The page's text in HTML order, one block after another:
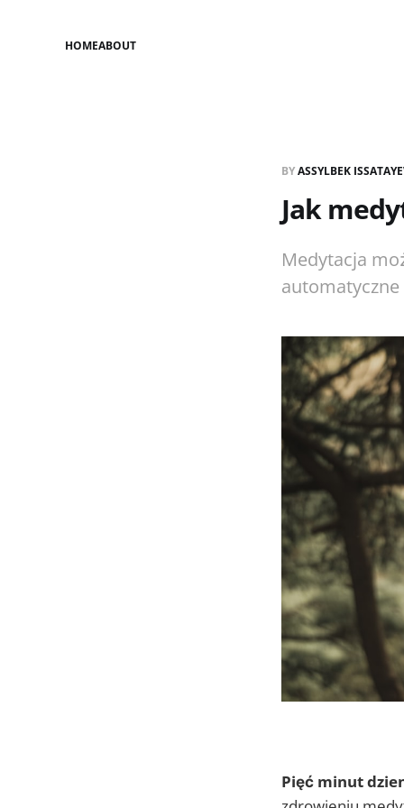
HOMEABOUT
BYASSYLBEK
Jak
Medytacja
Pięć minut